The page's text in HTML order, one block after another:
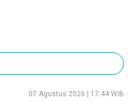
07 Agustus 2026 | 17:44 WIB